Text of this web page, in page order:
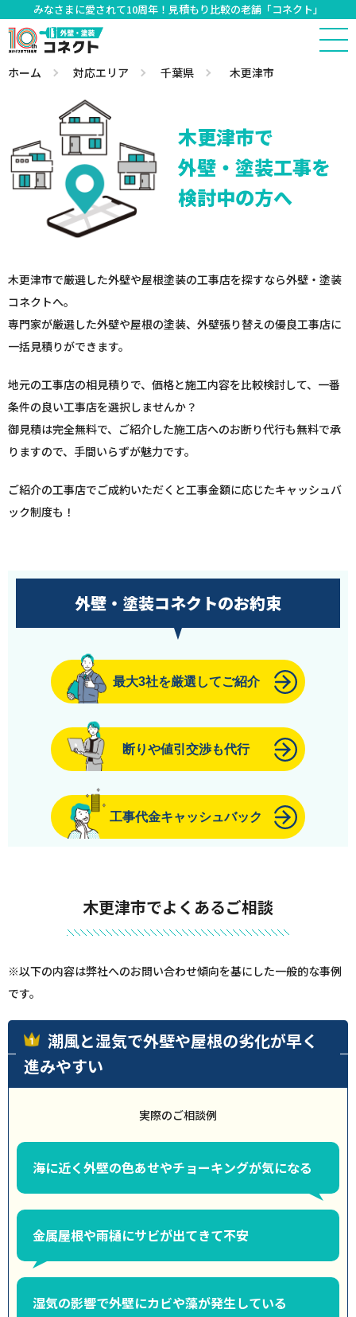
みなさまに愛されて10周年！見積もり比較の老舗「コネクト」
ホーム 対応エリア 千葉県 木更津市
木更津市で
外壁・塗装工事を
検討中の方へ
木更津市で厳選した外壁や屋根塗装の工事店を探すなら外壁・塗装
コネクトへ。
専門家が厳選した外壁や屋根の塗装、外壁張り替えの優良工事店に
一括見積りができます。
地元の工事店の相見積りで、価格と施工内容を比較検討して、一番
条件の良い工事店を選択しませんか？
御見積は完全無料で、ご紹介した施工店へのお断り代行も無料で承
りますので、手間いらずが魅力です。
ご紹介の工事店でご成約いただくと工事金額に応じたキャッシュバ
ック制度も！
外壁・塗装コネクトのお約束
最大3社を厳選してご紹介
断りや値引交渉も代行
工事代金キャッシュバック
木更津市でよくあるご相談
※以下の内容は弊社へのお問い合わせ傾向を基にした一般的な事例
です。
潮風と湿気で外壁や屋根の劣化が早く
進みやすい
実際のご相談例
海に近く外壁の色あせやチョーキングが気になる
金属屋根や雨樋にサビが出てきて不安
湿気の影響で外壁にカビや藻が発生している